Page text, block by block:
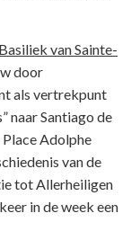
Basiliek van Sainte-
door
als vertrekpunt
naar Santiago de
Adolphe
van de
tot Allerheiligen
in de week een